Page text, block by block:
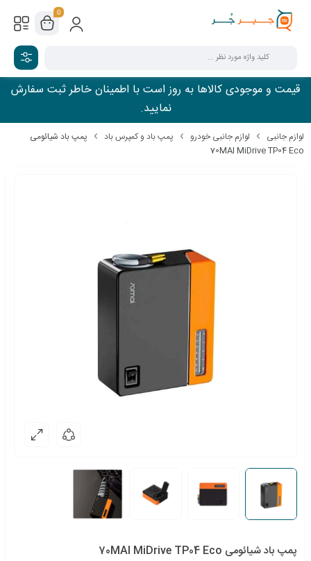
0
قیمت و موجودی کالاها به روز است با اطمینان خاطر ثبت سفارش
نمایید.
لوازم جانبی لوازم جانبی خودرو پمپ باد و کمپرس باد
پمپ باد شیائومی
70MAI MiDrive TP04 Eco
پمپ باد شیائومی 70MAI MiDrive TP04 Eco